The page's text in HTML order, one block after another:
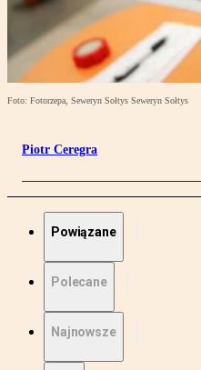
Foto: Fotorzepa, Seweryn Sołtys Seweryn Sołtys
Piotr Ceregra
Powiązane
Polecane
Najnowsze